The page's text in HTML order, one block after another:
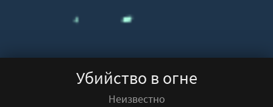
Убийство в огне
Неизвестно